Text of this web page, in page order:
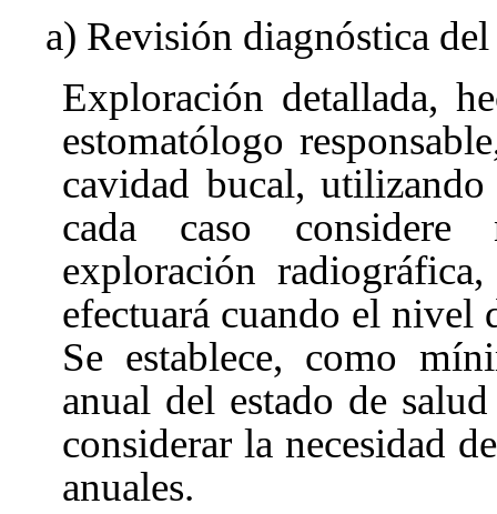
a) Revisión diagnóstica
Exploración detallada,
estomatólogo
cavidad bucal,
cada caso considere
exploración
efectuará cuando el nivel
Se establece, como
anual del estado de
considerar la necesidad
anuales.